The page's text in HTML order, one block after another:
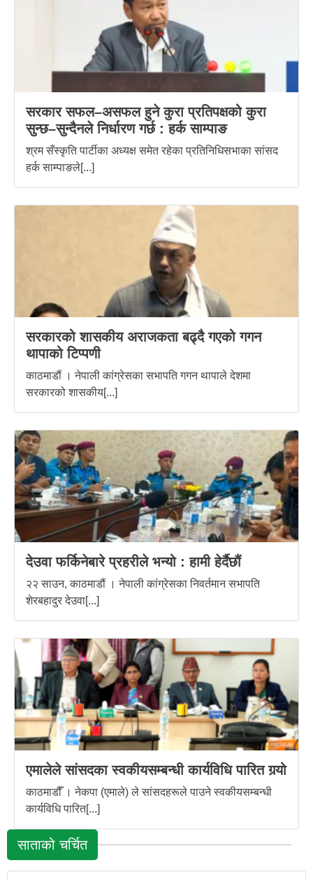
सरकार सफल–असफल हुने कुरा प्रतिपक्षको कुरा
सुन्छ–सुन्दैनले निर्धारण गर्छ : हर्क साम्पाङ
श्रम सँस्कृति पार्टीका अध्यक्ष समेत रहेका प्रतिनिधिसभाका सांसद
हर्क साम्पाङले[...]
सरकारको शासकीय अराजकता बढ्दै गएको गगन
थापाको टिप्पणी
काठमाडौं । नेपाली कांग्रेसका सभापति गगन थापाले देशमा
सरकारको शासकीय[...]
देउवा फर्किनेबारे प्रहरीले भन्यो : हामी हेर्दैछौं
२२ साउन, काठमाडौं । नेपाली कांग्रेसका निवर्तमान सभापति
शेरबहादुर देउवा[...]
एमालेले सांसदका स्वकीयसम्बन्धी कार्यविधि पारित गर्‍यो
काठमाडौँ । नेकपा (एमाले) ले सांसदहरूले पाउने स्वकीयसम्बन्धी
कार्यविधि पारित[...]
साताको चर्चित